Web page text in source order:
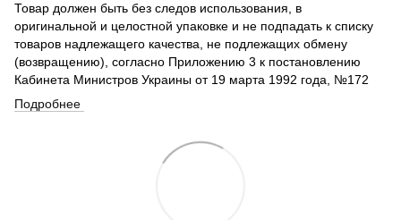
Товар должен быть без следов использования, в
оригинальной и целостной упаковке и не подпадать к списку
товаров надлежащего качества, не подлежащих обмену
(возвращению), согласно Приложению 3 к постановлению
Кабинета Министров Украины от 19 марта 1992 года, №172
Подробнее